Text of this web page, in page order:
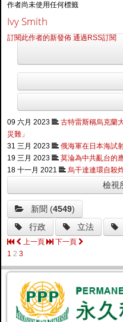
作者尚未使用任何標籤
Ivy Smith
訂閱此作者的新發佈 通過RSS訂閱
09 六月 2023
古特雷斯稱烏克蘭
災難」
31 三月 2023
俄海軍在日本海試
19 三月 2023
莫淪為中共亂台的
18 十一月 2021
烏干達連環自殺
檢視
新聞 (4549)
行政
立法
上一頁
下一頁
1 2 3